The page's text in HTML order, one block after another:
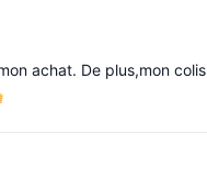
achat. De plus,mon colis